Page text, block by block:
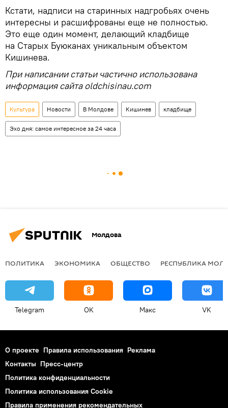
Кстати, надписи на старинных надгробьях очень
интересны и расшифрованы еще не полностью.
Это еще один момент, делающий кладбище
на Старых Буюканах уникальным объектом
Кишинева.
При написании статьи частично использована
информация сайта oldchisinau.com
Культура Новости В Молдове Кишинев кладбище
Эхо дня: самое интересное за 24 часа
Молдова
ПОЛИТИКА ЭКОНОМИКА ОБЩЕСТВО РЕСПУБЛИКА
Telegram OK Макс VK
О проекте Правила использования Реклама
Контакты Пресс-центр
Политика конфиденциальности
Политика использования Cookie
Правила применения рекомендательных